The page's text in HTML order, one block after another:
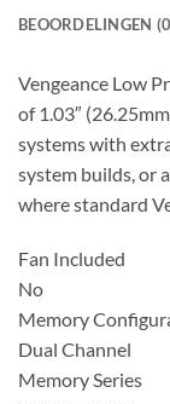
BEOORDELINGEN
Vengeance Low
of 1.03″
systems with
system builds, or
where standard
Fan Included
No
Memory
Dual Channel
Memory Series